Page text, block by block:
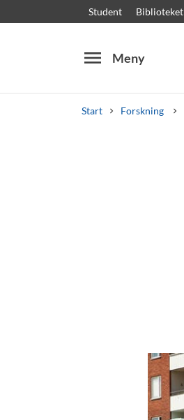
Student Biblioteket
menu Meny
Start Forskning